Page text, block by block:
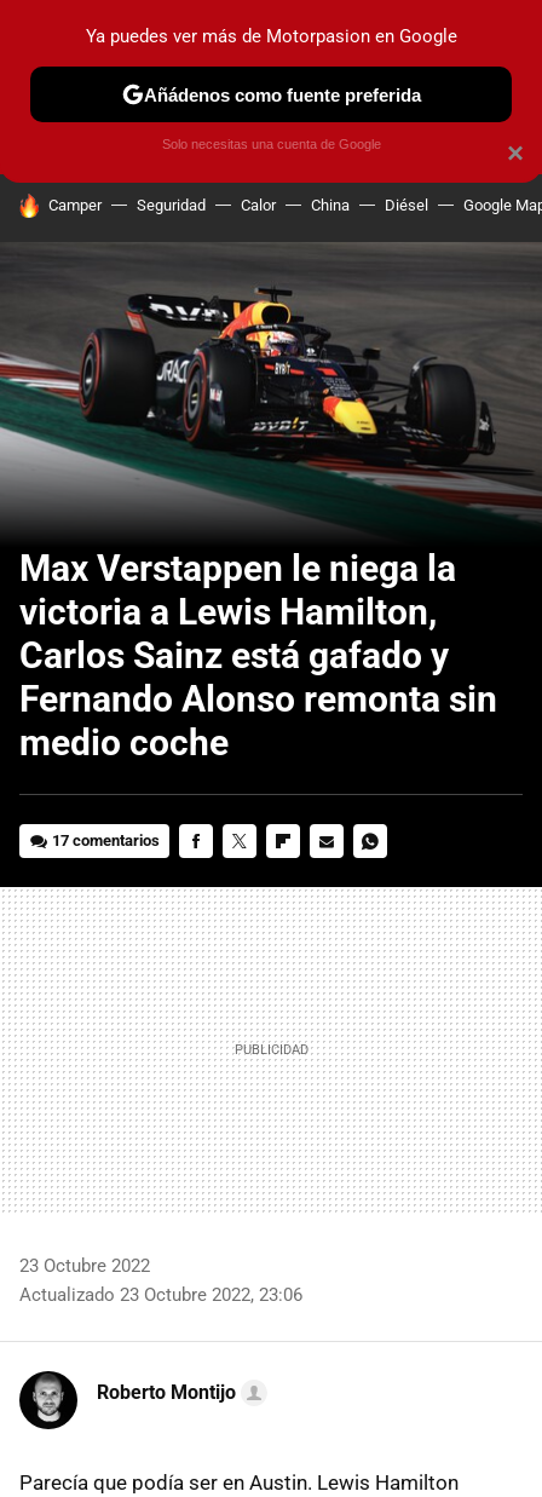
PRUEBAS COCHES ELÉCTRICOS OBSERVATORIO
HOY SE HABLA DE
Camper Seguridad Calor China Diésel Google
Max Verstappen le niega la
victoria a Lewis Hamilton,
Carlos Sainz está gafado y
Fernando Alonso remonta sin
medio coche
17 comentarios
MAIL
23 Octubre 2022
Actualizado 23 Octubre 2022, 23:06
Roberto Montijo
Parecía que podía ser en Austin. Lewis Hamilton
×
Ya puedes ver más de Motorpasion en Google
Añádenos como fuente preferida
Solo necesitas una cuenta de Google